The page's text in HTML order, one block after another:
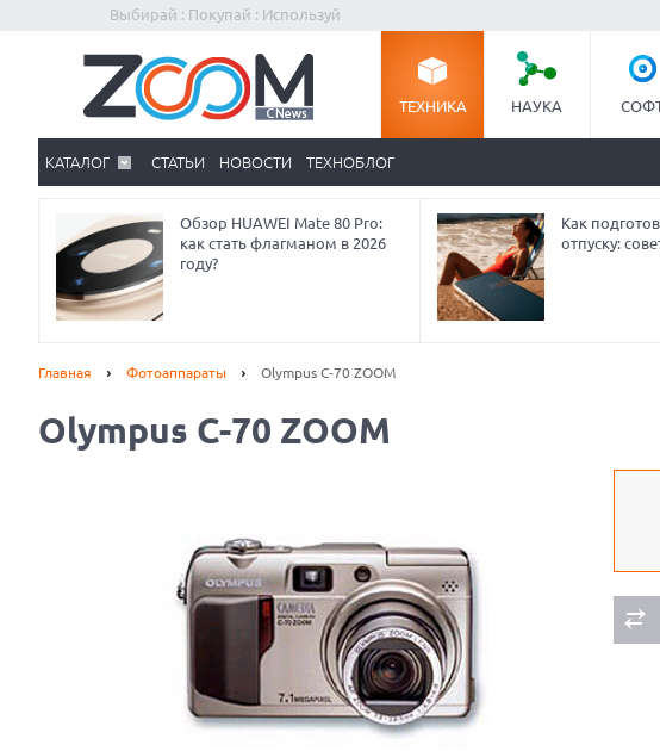
Выбирай : Покупай : Используй
ТЕХНИКА НАУКА
КАТАЛОГ СТАТЬИ НОВОСТИ ТЕХНОБЛОГ
Обзор HUAWEI Mate 80 Pro:
как стать флагманом в 2026
году?
Как
отпуску:
Главная Фотоаппараты Olympus C-70 ZOOM
Olympus C-70 ZOOM